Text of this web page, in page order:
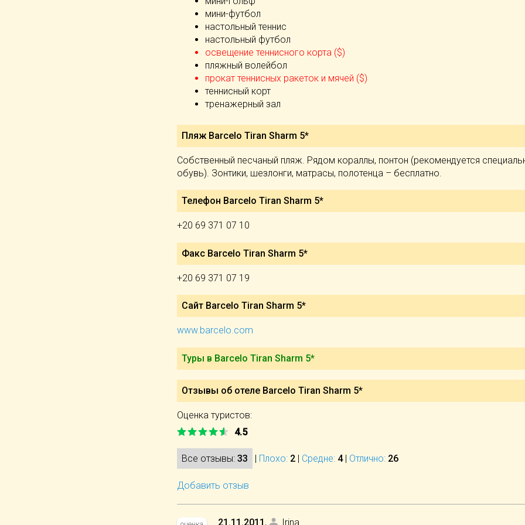
мини-футбол
настольный теннис
настольный футбол
освещение теннисного корта ($)
пляжный волейбол
прокат теннисных ракеток и мячей ($)
теннисный корт
тренажерный зал
Пляж Barcelo Tiran Sharm 5*
Собственный песчаный пляж. Рядом кораллы, понтон (рекомендуется
обувь). Зонтики, шезлонги, матрасы, полотенца – бесплатно.
Телефон Barcelo Tiran Sharm 5*
+20 69 371 07 10
Факс Barcelo Tiran Sharm 5*
+20 69 371 07 19
Сайт Barcelo Tiran Sharm 5*
www.barcelo.com
Туры в Barcelo Tiran Sharm 5*
Отзывы об отеле Barcelo Tiran Sharm 5*
Оценка туристов:
4.5
Все отзывы: 33 Плохо: 2 Средне: 4| Отлично: 26
Добавить отзыв
21.11.2011 , Irina